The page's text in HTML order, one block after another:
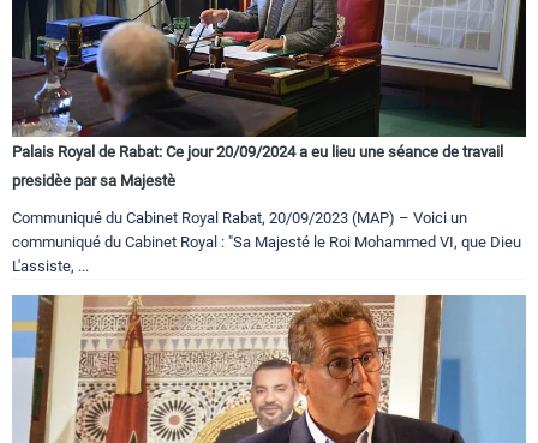
Palais Royal de Rabat: Ce jour 20/09/2024 a eu lieu une séance de travail
presidèe par sa Majestè
Communiqué du Cabinet Royal Rabat, 20/09/2023 (MAP) – Voici un
communiqué du Cabinet Royal : "Sa Majesté le Roi Mohammed VI, que Dieu
L'assiste, ...